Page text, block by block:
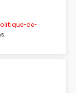
de-